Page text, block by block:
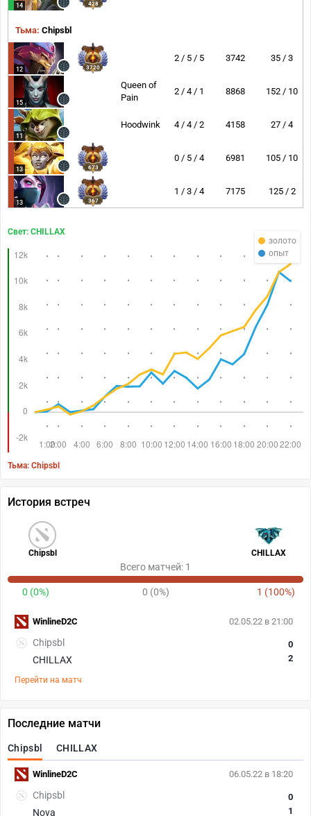
14 428
Тьма: Chipsbl
12 3720
2 / 5 / 5 3742 35 / 3
15
Queen of
Pain
2 / 4 / 1 8868 152 / 10
11
Hoodwink 4 / 4 / 2 4158 27 / 4
13 673
0 / 5 / 4 6981 105 / 10
13 367
1 / 3 / 4 7175 125 / 2
золото
опыт
Свет: CHILLAX
Тьма: Chipsbl
История встреч
Chipsbl CHILLAX
Всего матчей: 1
0 (0%) 0 (0%) 1 (100%)
02.05.22 в 21:00
Chipsbl
CHILLAX
0
2
Перейти на матч
WinlineD2C
Последние матчи
Chipsbl CHILLAX
06.05.22 в 18:20
Chipsbl
Nova
0
1
WinlineD2C